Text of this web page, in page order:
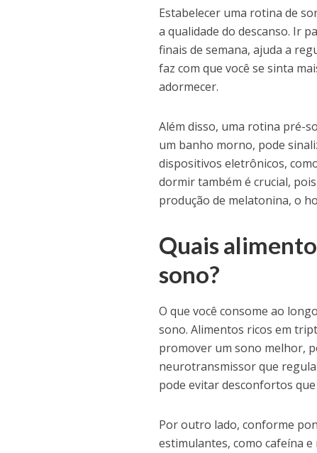
Estabelecer uma rotina de
a qualidade do descanso. Ir
finais de semana, ajuda a
faz com que você se sinta
adormecer.
Além disso, uma rotina pré-
um banho morno, pode
dispositivos eletrônicos,
dormir também é crucial,
produção de melatonina, o
Quais
sono?
O que você consome ao
sono. Alimentos ricos em
promover um sono melhor,
neurotransmissor que
pode evitar desconfortos
Por outro lado, conforme
estimulantes, como cafeína